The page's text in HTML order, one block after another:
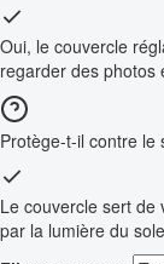
Oui, le couvercle
regarder des photos
Protège-t-il contre le
Le couvercle sert de
par la lumière du